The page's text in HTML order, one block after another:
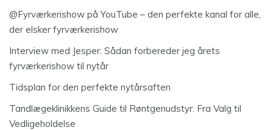
@Fyrværkerishow på YouTube – den perfekte kanal for alle,
der elsker fyrværkerishow
Interview med Jesper: Sådan forbereder jeg årets
fyrværkerishow til nytår
Tidsplan for den perfekte nytårsaften
Tandlægeklinikkens Guide til Røntgenudstyr: Fra Valg til
Vedligeholdelse